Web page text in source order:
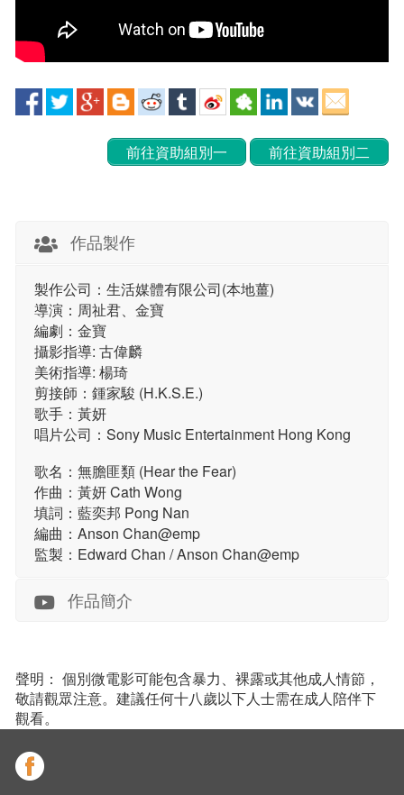
前往資助組別一 前往資助組別二
作品製作
製作公司：生活媒體有限公司(本地薑)
導演：周祉君、金寶
編劇：金寶
攝影指導: 古偉麟
美術指導: 楊琦
剪接師：鍾家駿 (H.K.S.E.)
歌手：黃妍
唱片公司：Sony Music Entertainment Hong Kong
歌名：無膽匪類 (Hear the Fear)
作曲：黃妍 Cath Wong
填詞：藍奕邦 Pong Nan
編曲：Anson Chan@emp
監製：Edward Chan / Anson Chan@emp
作品簡介
聲明： 個別微電影可能包含暴力、裸露或其他成人情節，
敬請觀眾注意。建議任何十八歲以下人士需在成人陪伴下
觀看。